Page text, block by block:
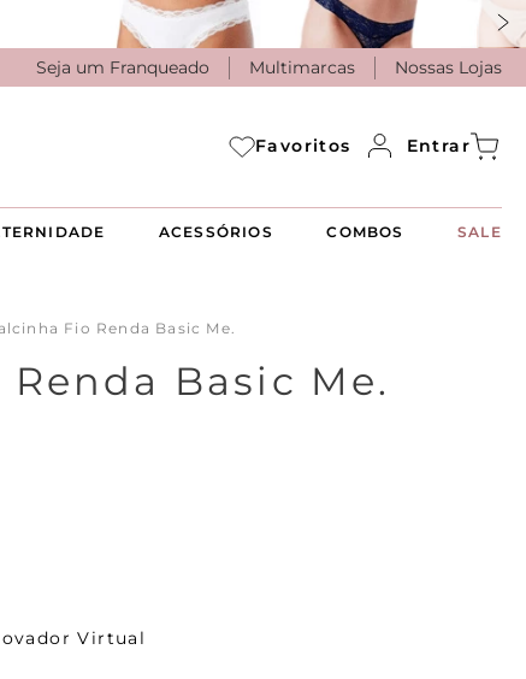
Seja um Franqueado Multimarcas Nossas Lojas
Favoritos Entrar
ACESSÓRIOS COMBOS SALE
Fio Renda Basic Me.
Basic Me.
Virtual